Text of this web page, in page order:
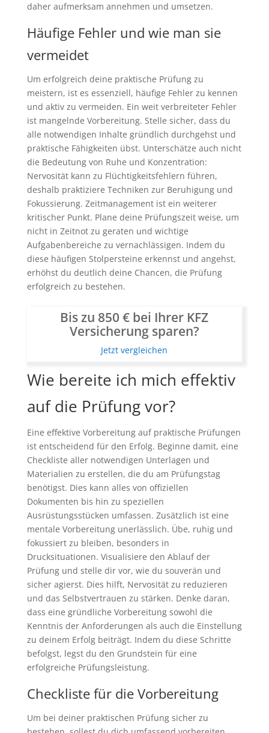
daher aufmerksam annehmen und umsetzen.
Häufige Fehler und wie man sie
vermeidet
Um erfolgreich deine praktische Prüfung zu
meistern, ist es essenziell, häufige Fehler zu kennen
und aktiv zu vermeiden. Ein weit verbreiteter Fehler
ist mangelnde Vorbereitung. Stelle sicher, dass du
alle notwendigen Inhalte gründlich durchgehst und
praktische Fähigkeiten übst. Unterschätze auch nicht
die Bedeutung von Ruhe und Konzentration:
Nervosität kann zu Flüchtigkeitsfehlern führen,
deshalb praktiziere Techniken zur Beruhigung und
Fokussierung. Zeitmanagement ist ein weiterer
kritischer Punkt. Plane deine Prüfungszeit weise, um
nicht in Zeitnot zu geraten und wichtige
Aufgabenbereiche zu vernachlässigen. Indem du
diese häufigen Stolpersteine erkennst und angehst,
erhöhst du deutlich deine Chancen, die Prüfung
erfolgreich zu bestehen.
Bis zu 850 € bei Ihrer KFZ
Versicherung sparen?
Jetzt vergleichen
Wie bereite ich mich effektiv
auf die Prüfung vor?
Eine effektive Vorbereitung auf praktische Prüfungen
ist entscheidend für den Erfolg. Beginne damit, eine
Checkliste aller notwendigen Unterlagen und
Materialien zu erstellen, die du am Prüfungstag
benötigst. Dies kann alles von offiziellen
Dokumenten bis hin zu speziellen
Ausrüstungsstücken umfassen. Zusätzlich ist eine
mentale Vorbereitung unerlässlich. Übe, ruhig und
fokussiert zu bleiben, besonders in
Drucksituationen. Visualisiere den Ablauf der
Prüfung und stelle dir vor, wie du souverän und
sicher agierst. Dies hilft, Nervosität zu reduzieren
und das Selbstvertrauen zu stärken. Denke daran,
dass eine gründliche Vorbereitung sowohl die
Kenntnis der Anforderungen als auch die Einstellung
zu deinem Erfolg beiträgt. Indem du diese Schritte
befolgst, legst du den Grundstein für eine
erfolgreiche Prüfungsleistung.
Checkliste für die Vorbereitung
Um bei deiner praktischen Prüfung sicher zu